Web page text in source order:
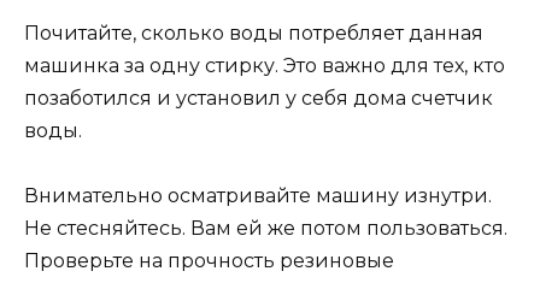
Почитайте, сколько воды потребляет данная
машинка за одну стирку. Это важно для тех, кто
позаботился и установил у себя дома счетчик
воды.
Внимательно осматривайте машину изнутри.
Не стесняйтесь. Вам ей же потом пользоваться.
Проверьте на прочность резиновые